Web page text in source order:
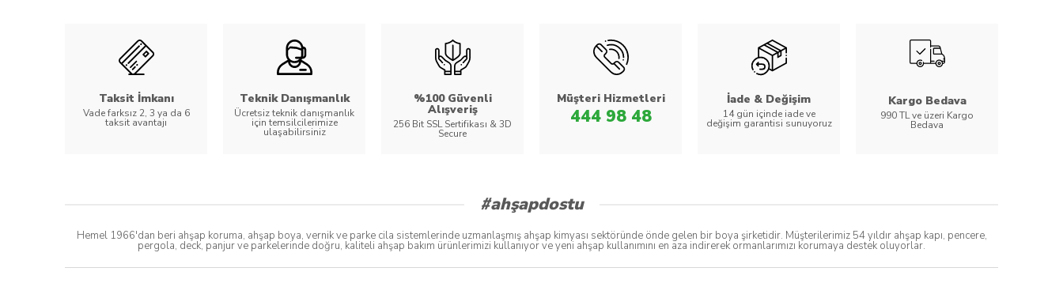
Taksit İmkanı
Vade farksız 2, 3 ya da 6
taksit avantajı
Teknik Danışmanlık
Ücretsiz teknik danışmanlık
için temsilcilerimize
ulaşabilirsiniz
%100 Güvenli
Alışveriş
256 Bit SSL Sertifikası & 3D
Secure
Müşteri Hizmetleri
444 98 48
İade & Değişim
14 gün içinde iade ve
değişim garantisi sunuyoruz
Kargo Bedava
990 TL ve üzeri Kargo
Bedava
#ahşapdostu
Hemel 1966'dan beri ahşap koruma, ahşap boya, vernik ve parke cila sistemlerinde uzmanlaşmış ahşap kimyası sektöründe önde gelen bir boya şirketidir. Müşterilerimiz 54 yıldır ahşap kapı, pencere,
pergola, deck, panjur ve parkelerinde doğru, kaliteli ahşap bakım ürünlerimizi kullanıyor ve yeni ahşap kullanımını en aza indirerek ormanlarımızı korumaya destek oluyorlar.